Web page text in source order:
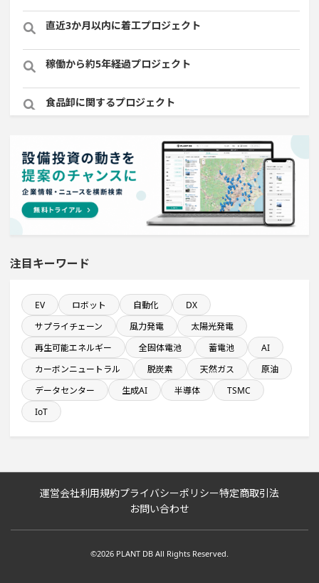
直近3か月以内に着工プロジェクト
稼働から約5年経過プロジェクト
食品卸に関するプロジェクト
従業員数100名以上プロジェクト
従業員数が100人以上の企業一覧
直近3か月以内に稼働プロジェクト
1億円以上のソフトウェア投資する設備新設計画
関東地方で投資額10億円以上プロジェクト
従業員数10名以上の閉鎖プロジェクト
発電設備の導入を含む物流施設プロジェクト
飲食事業を営む会社で10億円以上投資する設備新設計画
年間研究開発費が100億円以上の企業一覧
1000億円以上投資する設備新設計画
注目キーワード
EV ロボット 自動化
DX
サプライチェーン
風力発電
太陽光発電
再生可能エネルギー
全固体電池 蓄電池
AI
カーボンニュートラル
脱炭素 天然ガス
原油
データセンター
生成AI 半導体
TSMC
IoT
運営会社利用規約プライバシーポリシー特定商取引法
お問い合わせ
©2026 PLANT DB All Rights Reserved.